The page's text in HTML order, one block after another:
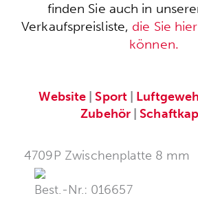
finden Sie auch in
Verkaufspreisliste, die Sie
können.
Website |Sport|
Zubehör|
4709P Zwischenplatte 8 mm
Best.-Nr.: 016657